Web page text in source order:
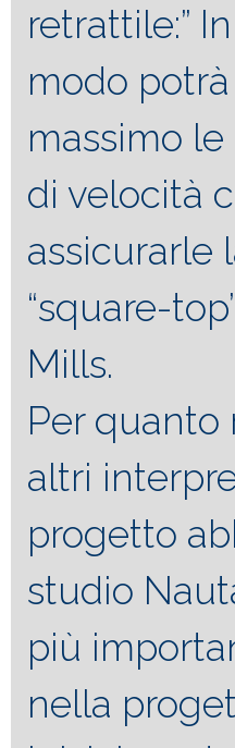
retrattile:”
modo
massimo
di velocità
assicurarle
“square-
Mills.
Per quanto
altri
progetto
studio
più
nella